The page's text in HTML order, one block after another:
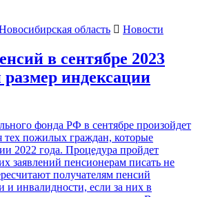
область Новости
в сентябре 2023
размер индексации
фонда РФ в сентябре произойдет
тех пожилых граждан, которые
2022 года. Процедура пройдет
заявлений пенсионерам писать не
получателям пенсий
и инвалидности, если за них в